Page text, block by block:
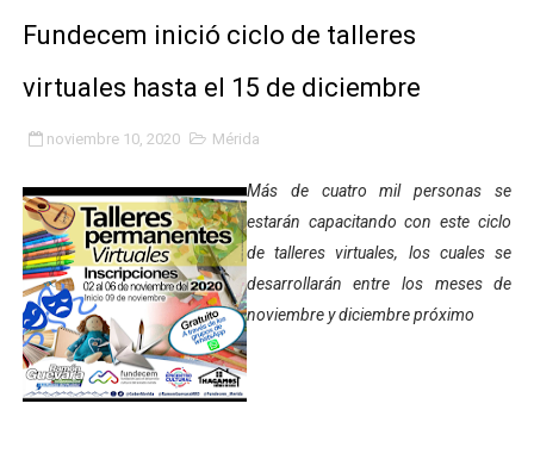
Alcaldía del Municipio Libertador realizó una jornada
Fundacite Mérida dicta taller gratuito de electrónica
INN-Mérida celebró el Lacto grado para promover el
Impulsan plan estratégico de seguridad ciudadana
Mérida impulsa desarrollo económico con taller de
Fomficc consolida alianzas e impulsa la economía
Niños de Estudiantes de Mérida sembraron 110
Fundecem inició ciclo de talleres
virtuales hasta el 15 de diciembre
noviembre 10, 2020 Mérida
Más de cuatro mil personas se
estarán capacitando con este ciclo
de talleres virtuales, los cuales se
desarrollarán entre los meses de
noviembre y diciembre próximo